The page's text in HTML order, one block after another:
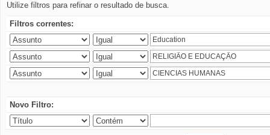
Utilize filtros para refinar o resultado de busca.
Filtros correntes:
Novo Filtro: